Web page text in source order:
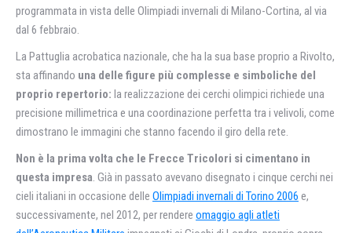
programmata in vista delle Olimpiadi invernali di Milano-Cortina, al via
dal 6 febbraio.
La Pattuglia acrobatica nazionale, che ha la sua base proprio a Rivolto,
sta affinando una delle figure più complesse e simboliche del
proprio repertorio: la realizzazione dei cerchi olimpici richiede una
precisione millimetrica e una coordinazione perfetta tra i velivoli, come
dimostrano le immagini che stanno facendo il giro della rete.
Non è la prima volta che le Frecce Tricolori si cimentano in
questa impresa. Già in passato avevano disegnato i cinque cerchi nei
cieli italiani in occasione delle Olimpiadi invernali di Torino 2006 e,
successivamente, nel 2012, per rendere omaggio agli atleti